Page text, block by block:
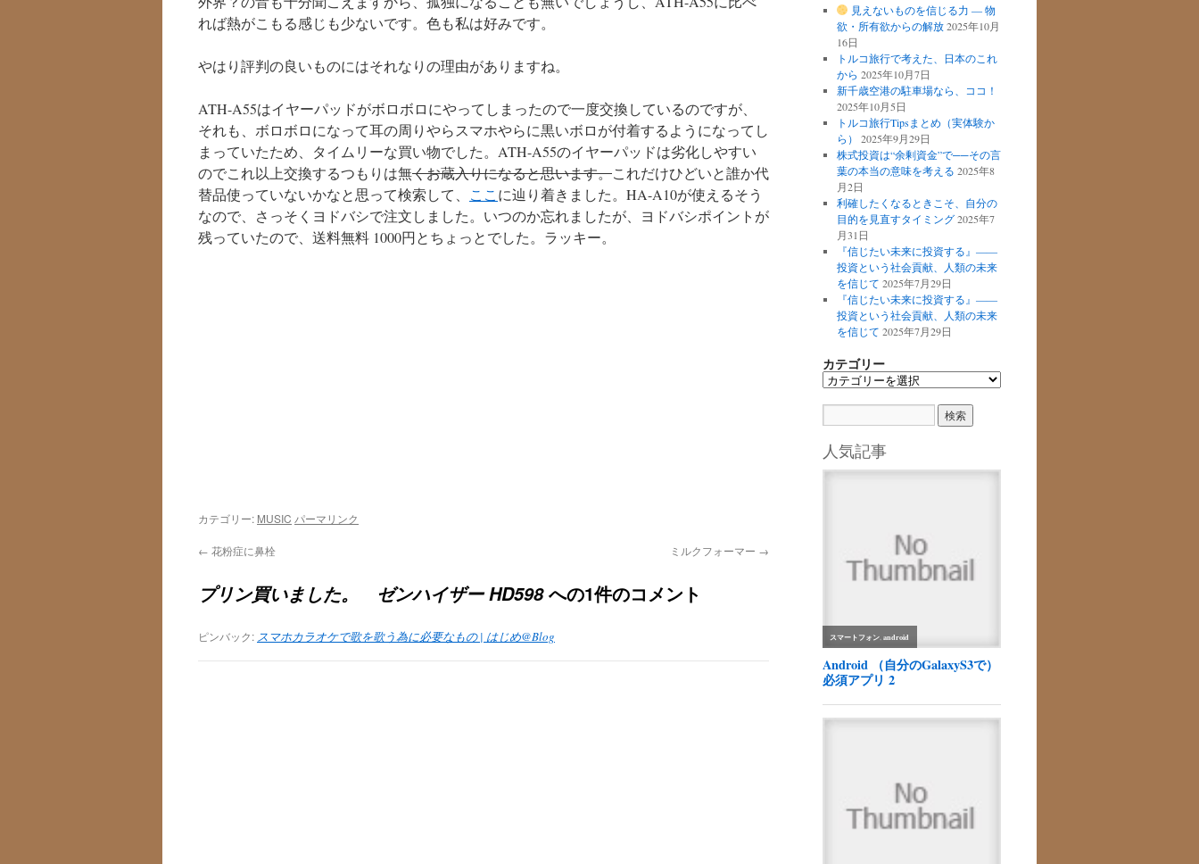
れば熱がこもる感じも少ないです。色も私は好みです。
やはり評判の良いものにはそれなりの理由がありますね。
ATH-A55はイヤーパッドがボロボロにやってしまったので一度交換しているのですが、
それも、ボロボロになって耳の周りやらスマホやらに黒いボロが付着するようになってし
まっていたため、タイムリーな買い物でした。ATH-A55のイヤーパッドは劣化しやすい
のでこれ以上交換するつもりは無くお蔵入りになると思います。これだけひどいと誰か代
替品使っていないかなと思って検索して、 ここ に辿り着きました。HA-A10が使えるそう
なので、さっそくヨドバシで注文しました。いつのか忘れましたが、ヨドバシポイントが
残っていたので、送料無料 1000円とちょっとでした。ラッキー。
カテゴリー: MUSIC パーマリンク
← 花粉症に鼻栓 ミルクフォーマー →
プリン買いました。 ゼンハイザー HD598への1件のコメント
ピンバック: スマホカラオケで歌を歌う為に必要なもの | はじめ@Blog
見えないものを信じる力 ― 物
欲・所有欲からの解放 2025年10月
16日
トルコ旅行で考えた、日本のこれ
から 2025年10月7日
新千歳空港の駐車場なら、ココ！
2025年10月5日
トルコ旅行Tipsまとめ（実体験か
ら）
2025年9月29日
株式投資は“余剰資金”で──その言
葉の本当の意味を考える 2025年8
月2日
利確したくなるときこそ、自分の
目的を見直すタイミング 2025年7
月31日
『信じたい未来に投資する』――
投資という社会貢献、人類の未来
を信じて 2025年7月29日
『信じたい未来に投資する』――
投資という社会貢献、人類の未来
を信じて 2025年7月29日
カテゴリー
カ
リ
ー
人気記事